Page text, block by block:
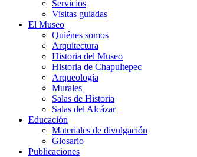
Servicios
Visitas guiadas
El Museo
Quiénes somos
Arquitectura
Historia del Museo
Historia de Chapultepec
Arqueología
Murales
Salas de Historia
Salas del Alcázar
Educación
Materiales de divulgación
Glosario
Publicaciones